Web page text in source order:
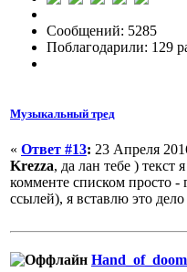
Сообщений: 5285
Поблагодарили: 129
Музыкальный тред
« Ответ #13: 23 Апреля
Krezza, да лан тебе )
комменте списком просто -
ссылей), я вставлю это дело
Hand_of_doom